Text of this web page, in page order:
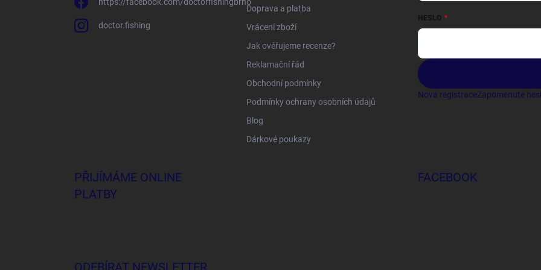
doctor.fishing
Doprava a platba
Vrácení zboží
Jak ověřujeme recenze?
Reklamační řád
Obchodní podmínky
Podmínky ochrany osobních údajů
Blog
Dárkové poukazy
HESLO
Nová registraceZapomenuté
PŘIJÍMÁME ONLINE
PLATBY
FACEBOOK
ODEBÍRAT NEWSLETTER